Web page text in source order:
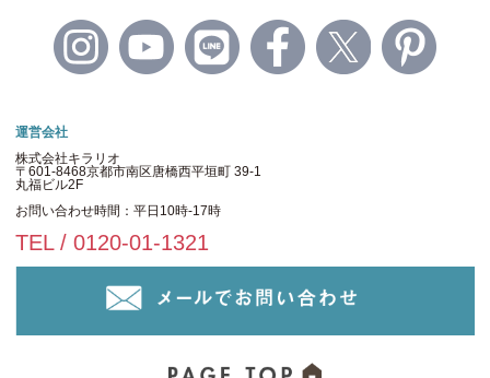
運営会社
株式会社キラリオ
〒601-8468京都市南区唐橋西平垣町 39-1
丸福ビル2F
お問い合わせ時間：平日10時-17時
TEL / 0120-01-1321